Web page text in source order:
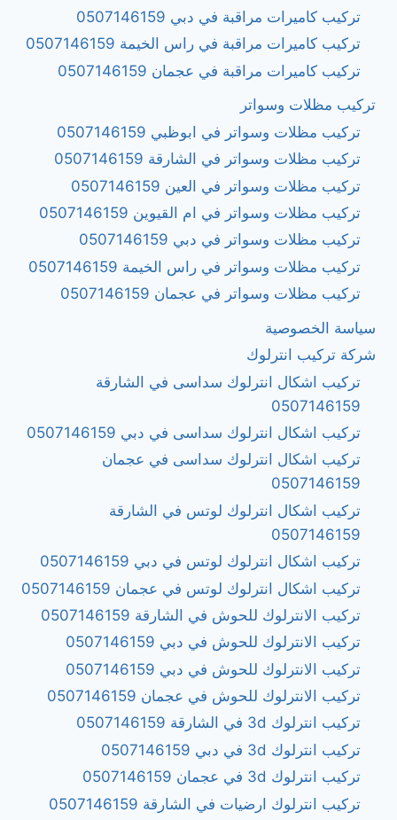
تركيب كاميرات مراقبة في دبي 0507146159
تركيب كاميرات مراقبة في راس الخيمة 0507146159
تركيب كاميرات مراقبة في عجمان 0507146159
تركيب مظلات وسواتر
تركيب مظلات وسواتر في ابوظبي 0507146159
تركيب مظلات وسواتر في الشارقة 0507146159
تركيب مظلات وسواتر في العين 0507146159
تركيب مظلات وسواتر في ام القيوين 0507146159
تركيب مظلات وسواتر في دبي 0507146159
تركيب مظلات وسواتر في راس الخيمة 0507146159
تركيب مظلات وسواتر في عجمان 0507146159
سياسة الخصوصية
شركة تركيب انترلوك
تركيب اشكال انترلوك سداسى في الشارقة
0507146159
تركيب اشكال انترلوك سداسى في دبي 0507146159
تركيب اشكال انترلوك سداسى في عجمان
0507146159
تركيب اشكال انترلوك لوتس في الشارقة
0507146159
تركيب اشكال انترلوك لوتس في دبي 0507146159
تركيب اشكال انترلوك لوتس في عجمان 0507146159
تركيب الانترلوك للحوش في الشارقة 0507146159
تركيب الانترلوك للحوش في دبي 0507146159
تركيب الانترلوك للحوش في دبي 0507146159
تركيب الانترلوك للحوش في عجمان 0507146159
تركيب انترلوك 3d في الشارقة 0507146159
تركيب انترلوك 3d في دبي 0507146159
تركيب انترلوك 3d في عجمان 0507146159
تركيب انترلوك ارضيات في الشارقة 0507146159